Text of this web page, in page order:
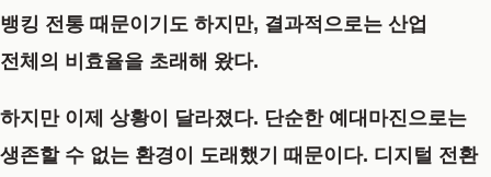
뱅킹 전통 때문이기도 하지만, 결과적으로는 산업
전체의 비효율을 초래해 왔다.
하지만 이제 상황이 달라졌다. 단순한 예대마진으로는
생존할 수 없는 환경이 도래했기 때문이다. 디지털 전환